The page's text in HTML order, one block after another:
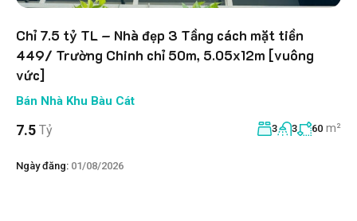
Chỉ 7.5 tỷ TL – Nhà đẹp 3 Tầng cách mặt tiền
449/ Trường Chinh chỉ 50m, 5.05x12m [vuông
vức]
Bán Nhà Khu Bàu Cát
7.5 Tỷ 3 3 60 m²
Ngày đăng: 01/08/2026